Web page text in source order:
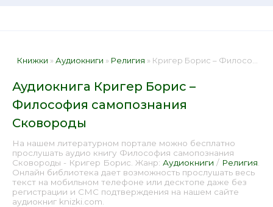
Книжки »Аудиокниги » Религия » Кригер Борис – Философия самопознания Сковороды 📕 - Книга онлайн бесплатно
Аудиокнига Кригер Борис –
Философия самопознания
Сковороды
На нашем литературном портале можно бесплатно
прослушать аудио книгу Философия самопознания
Сковороды - Кригер Борис. Жанр: Аудиокниги / Религия
Онлайн библиотека дает возможность прослушать весь
текст на мобильном телефоне или десктопе даже без
регистрации и СМС подтверждения на нашем сайте
аудиокниг knizki.com.